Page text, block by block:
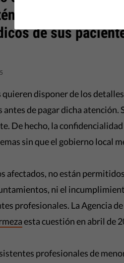
obligados a
de sus
disponer de los
antes de pagar dicha
De hecho, la
sin que el gobierno local
afectados, no están
ni el
profesionales. La Agencia
esta cuestión en abril de
profesionales de